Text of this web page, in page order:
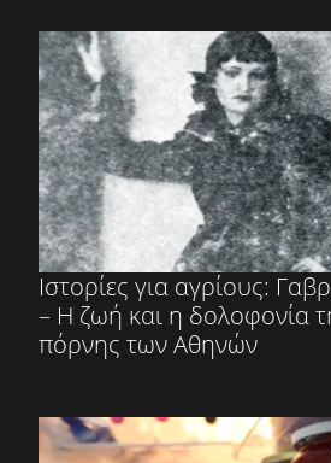
Ιστορίες για αγρίους:
– Η ζωή και η δολοφονία
πόρνης των Αθηνών